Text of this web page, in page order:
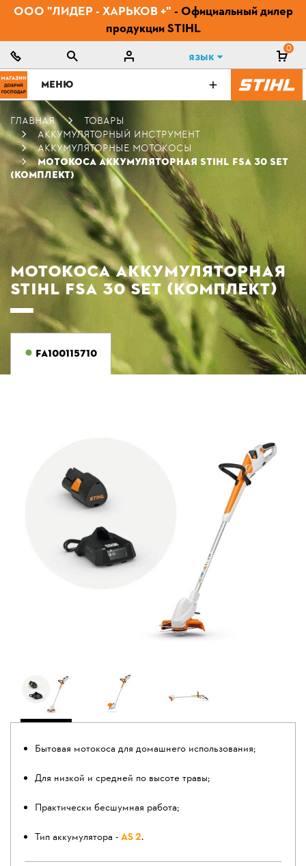
ООО "ЛИДЕР - ХАРЬКОВ +" - Официальный дилер
продукции STIHL
Язык
0
МЕНЮ
ГЛАВНАЯ
ТОВАРЫ
АККУМУЛЯТОРНЫЙ ИНСТРУМЕНТ
АККУМУЛЯТОРНЫЕ МОТОКОСЫ
МОТОКОСА АККУМУЛЯТОРНАЯ STIHL FSA 30 SET
(КОМПЛЕКТ)
МОТОКОСА АККУМУЛЯТОРНАЯ
STIHL FSA 30 SET (КОМПЛЕКТ)
FA100115710
Бытовая мотокоса для домашнего использования;
Для низкой и средней по высоте травы;
Практически бесшумная работа;
Тип аккумулятора -AS 2.